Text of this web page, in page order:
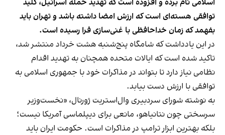
اسلامی نام برده و افزوده است که تهدید حمله اسرائیل، کلید
توافقی هسته‌ای است که ارزش امضا داشته باشد و تهران باید
بفهمد که زمان خداحافظی با غنی‌سازی فرا رسیده است.
در این یادداشتکه شامگاه پنج‌شنبه هشت خرداد منتشر شد،
تاکید شده است که ایالات متحده همچنان به تهدید اقدام
نظامی نیاز دارد تا بتواند در مذاکرات خود با جمهوری اسلامی به
توافقی با ارزش دست بیابد.
به نوشته شورای سردبیری وال‌استریت ژورنال، «نخست‌وزیر
سرسختی چون نتانیاهو، مانعی برای دیپلماسی آمریکا نیست؛
بلکه بهترین ابزار ترامپ در مذاکرات است. حکومت ایران باید